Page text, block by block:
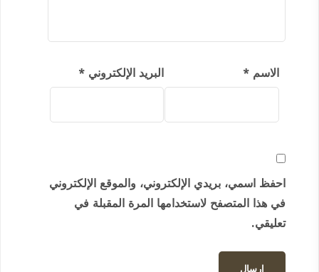
الاسم* البريد الإلكتروني *
احفظ اسمي، بريدي الإلكتروني، والموقع الإلكتروني
في هذا المتصفح لاستخدامها المرة المقبلة في
تعليقي.